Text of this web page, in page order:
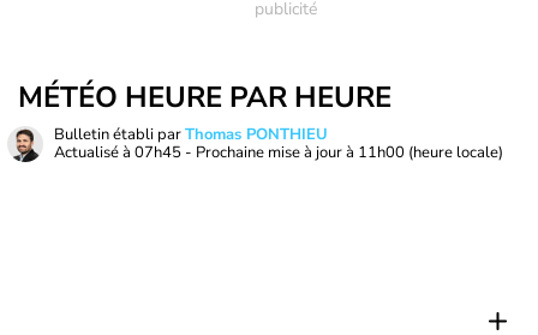
MÉTÉO HEURE PAR HEURE
Bulletin établi parThomas PONTHIEU
Actualisé à 07h45 - Prochaine mise à jour à 11h00 (heure locale)